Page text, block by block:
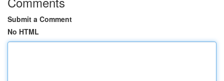
Submit a Comment
No HTML